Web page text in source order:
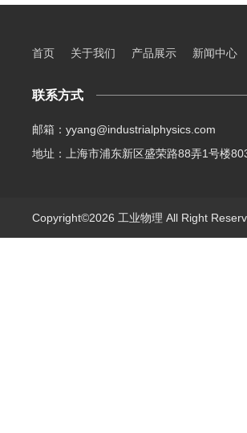
首页 关于我们 产品展示 新闻中心
联系方式
邮箱：yyang@industrialphysics.com
地址：上海市浦东新区盛荣路88弄1号楼
Copyright©2026 工业物理 All Right